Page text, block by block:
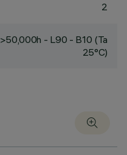
2
>50,000h - L90 - B10 (Ta
25°C)